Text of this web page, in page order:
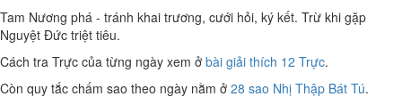
Tam Nương phá - tránh khai trương, cưới hỏi, ký kết. Trừ khi gặp
Nguyệt Đức triệt tiêu.
Cách tra Trực của từng ngày xem ở bài giải thích 12 Trực.
Còn quy tắc chấm sao theo ngày nằm ở 28 sao Nhị Thập Bát Tú.